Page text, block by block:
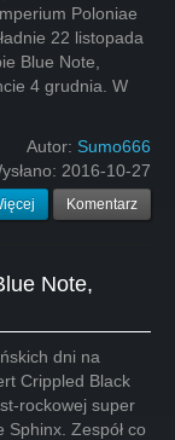
Poloniae
22 listopada
Blue Note,
4 grudnia. W
Autor: Sumo666
2016-10-27
Komentarz
Note,
dni na
Crippled Black
rockowej super
Zespół co